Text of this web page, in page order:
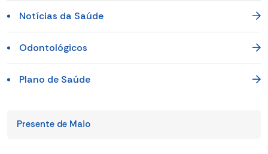
Notícias da Saúde
Odontológicos
Plano de Saúde
Presente de Maio